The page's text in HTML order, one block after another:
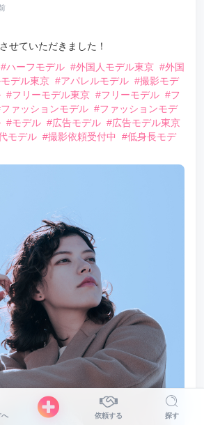
せていただきました！
#ハーフモデル #外国人モデル東京 #外国
デル東京 #アパレルモデル #撮影モデ
#フリーモデル東京 #フリーモデル #フ
ァッションモデル #ファッションモデ
#モデル #広告モデル #広告モデル東京
モデル #撮影依頼受付中
#低身長モデ
へ 依頼する 探す